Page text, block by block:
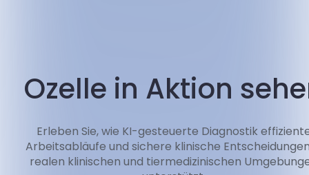
Ozelle in Aktion
Erleben Sie, wie KI-gesteuerte Diagnostik
Arbeitsabläufe und sichere klinische
realen klinischen und tiermedizinischen